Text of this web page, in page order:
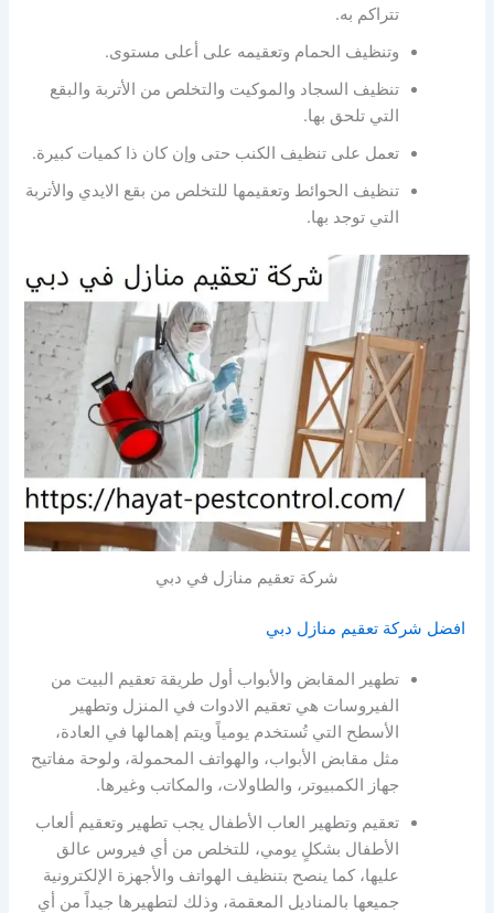
تتراكم به.
وتنظيف الحمام وتعقيمه على أعلى مستوى.
تنظيف السجاد والموكيت والتخلص من الأتربة والبقع
التي تلحق بها.
تعمل على تنظيف الكنب حتى وإن كان ذا كميات كبيرة.
تنظيف الحوائط وتعقيمها للتخلص من بقع الايدي والأتربة
التي توجد بها.
شركة تعقيم منازل في دبي
افضل شركة تعقيم منازل دبي
تطهير المقابض والأبواب أول طريقة تعقيم البيت من
الفيروسات هي تعقيم الادوات في المنزل وتطهير
الأسطح التي تُستخدم يومياً ويتم إهمالها في العادة،
مثل مقابض الأبواب، والهواتف المحمولة، ولوحة مفاتيح
جهاز الكمبيوتر، والطاولات، والمكاتب وغيرها.
تعقيم وتطهير العاب الأطفال يجب تطهير وتعقيم ألعاب
الأطفال بشكلٍ يومي، للتخلص من أي فيروس عالق
عليها، كما ينصح بتنظيف الهواتف والأجهزة الإلكترونية
جميعها بالمناديل المعقمة، وذلك لتطهيرها جيداً من أي